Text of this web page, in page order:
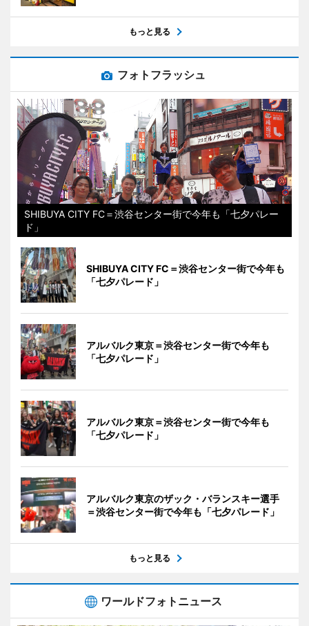
もっと見る
フォトフラッシュ
SHIBUYA CITY FC＝渋谷センター街で今年も「七夕パレー
ド」
SHIBUYA CITY FC＝渋谷センター街で今年も
「七夕パレード」
アルバルク東京＝渋谷センター街で今年も
「七夕パレード」
アルバルク東京＝渋谷センター街で今年も
「七夕パレード」
アルバルク東京のザック・バランスキー選手
＝渋谷センター街で今年も「七夕パレード」
もっと見る
ワールドフォトニュース